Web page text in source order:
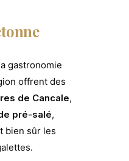
gastronomie
offrent des
de Cancale,
pré-salé,
bien sûr les